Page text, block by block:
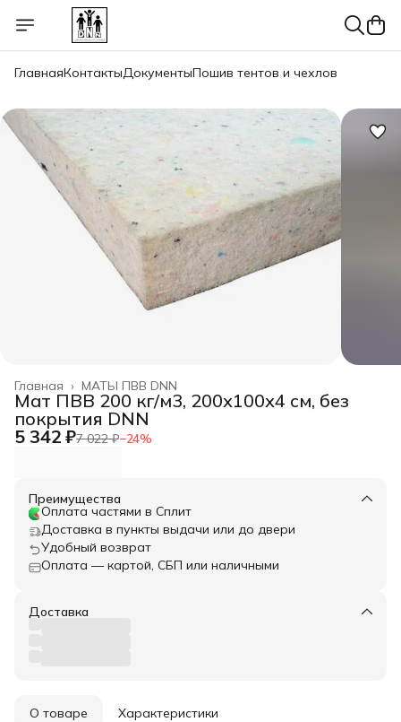
ГлавнаяКонтактыДокументыПошив тентов и чехлов
МАТЫ ПВВ DNN
Главная ›
Мат ПВВ 200 кг/м3, 200х100х4 см, без
покрытия DNN
5 342 ₽7 022 ₽−24%
Преимущества
Оплата частями в Сплит
Доставка в пункты выдачи или до двери
Удобный возврат
Оплата — картой, СБП или наличными
Доставка
О товаре Характеристики